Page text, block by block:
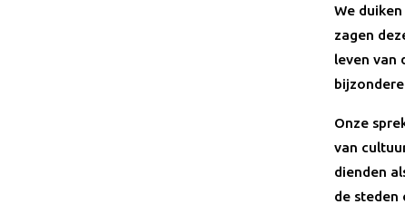
We
zagen
leven van
Onze
van
dienden
de steden